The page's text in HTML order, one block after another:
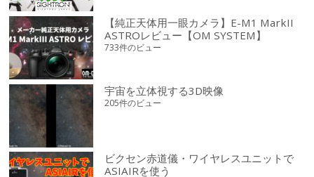
【純正天体用一眼カメラ】E-M1 MarkII
ASTROレビュー【OM SYSTEM】
733件のビュー
宇宙を立体視する3D映像
205件のビュー
ビクセン赤道儀・ワイヤレスユニットで
ASIAIRを使う